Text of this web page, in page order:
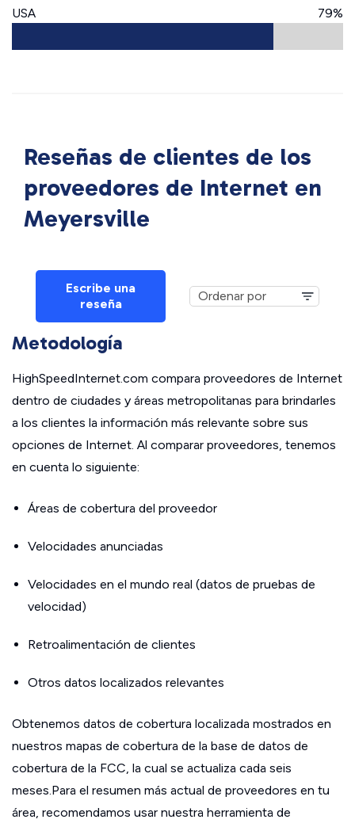
USA 79%
Reseñas de clientes de los
proveedores de Internet en
Meyersville
Escribe una
reseña
Metodología
HighSpeedInternet.com compara proveedores de Internet
dentro de ciudades y áreas metropolitanas para brindarles
a los clientes la información más relevante sobre sus
opciones de Internet. Al comparar proveedores, tenemos
en cuenta lo siguiente:
Áreas de cobertura del proveedor
Velocidades anunciadas
Velocidades en el mundo real (datos de pruebas de
velocidad)
Retroalimentación de clientes
Otros datos localizados relevantes
Obtenemos datos de cobertura localizada mostrados en
nuestros mapas de cobertura de la base de datos de
cobertura de la FCC, la cual se actualiza cada seis
meses.Para el resumen más actual de proveedores en tu
área, recomendamos usar nuestra herramienta de